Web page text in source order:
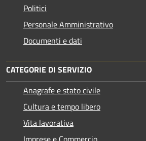
Politici
Personale Amministrativo
Documenti e dati
CATEGORIE DI SERVIZIO
Anagrafe e stato civile
Cultura e tempo libero
Vita lavorativa